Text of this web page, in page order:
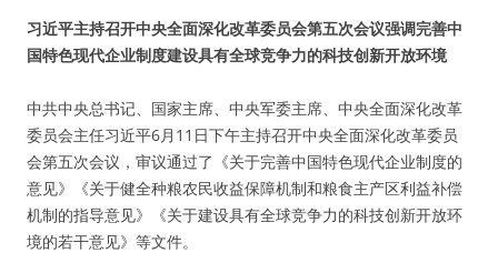
习近平主持召开中央全面深化改革委员会第五次会议强调完善中
国特色现代企业制度建设具有全球竞争力的科技创新开放环境
中共中央总书记、国家主席、中央军委主席、中央全面深化改革
委员会主任习近平6月11日下午主持召开中央全面深化改革委员
会第五次会议，审议通过了《关于完善中国特色现代企业制度的
意见》《关于健全种粮农民收益保障机制和粮食主产区利益补偿
机制的指导意见》《关于建设具有全球竞争力的科技创新开放环
境的若干意见》等文件。